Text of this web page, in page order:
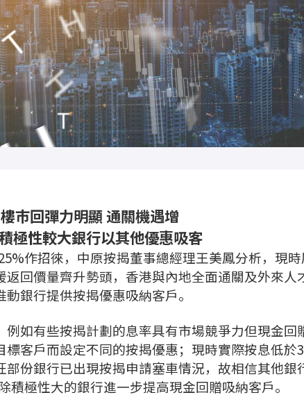
巿回彈力明顯 通關機遇增
極性較大銀行以其他優惠吸客
作招徠，中原按揭董事總經理王美鳳分析，現
回價量齊升勢頭，香港與內地全面通關及外來人
銀行提供按揭優惠吸納客戶。
如有些按揭計劃的息率具有市場競爭力但現金回
客戶而設定不同的按揭優惠；現時實際按息低於
份銀行已出現按揭申請塞車情況，故相信其他銀
積極性大的銀行進一步提高現金回贈吸納客戶。